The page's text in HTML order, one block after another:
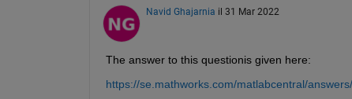
Navid Ghajarnia il 31 Mar 2022
The answer to this questionis given here:
https://se.mathworks.com/matlabcentral/